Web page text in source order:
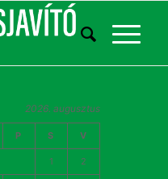
2026. augusztus
P S V
1 2